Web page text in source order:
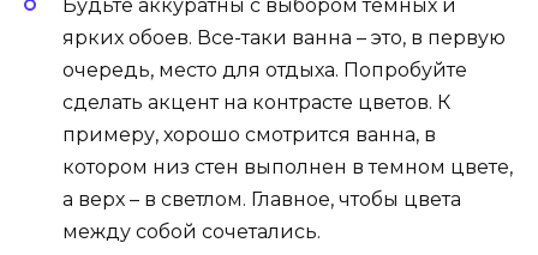
Будьте аккуратны с выбором темных и
ярких обоев. Все-таки ванна – это, в первую
очередь, место для отдыха. Попробуйте
сделать акцент на контрасте цветов. К
примеру, хорошо смотрится ванна, в
котором низ стен выполнен в темном цвете,
а верх – в светлом. Главное, чтобы цвета
между собой сочетались.